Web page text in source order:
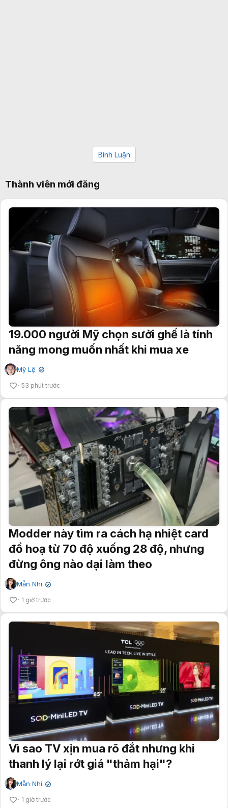
Bình Luận
Thành viên mới đăng
19.000 người Mỹ chọn sưởi ghế là tính
năng mong muốn nhất khi mua xe
Mỹ Lệ ✔
53 phút trước
Modder này tìm ra cách hạ nhiệt card
đồ hoạ từ 70 độ xuống 28 độ, nhưng
đừng ông nào dại làm theo
Mẫn Nhi ✔
1 giờ trước
Vì sao TV xịn mua rõ đắt nhưng khi
thanh lý lại rớt giá "thảm hại"?
Mẫn Nhi ✔
1 giờ trước